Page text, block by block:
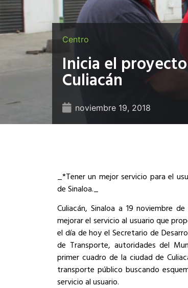
Centro
Inicia el
Culiacán
noviembre 19, 2018
_*Tener un mejor servicio para el
de Sinaloa._
Culiacán, Sinaloa a 19 noviembre
mejorar el servicio al usuario que
el día de hoy el Secretario de
de Transporte, autoridades del
primer cuadro de la ciudad de
transporte público buscando
servicio al usuario.